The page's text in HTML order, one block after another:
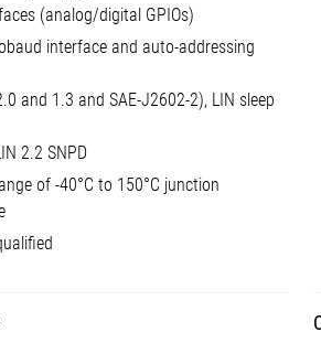
(analog/digital GPIOs)
interface and auto-addressing
and 1.3 and SAE-J2602-2), LIN sleep
2.2 SNPD
of -40°C to 150°C junction